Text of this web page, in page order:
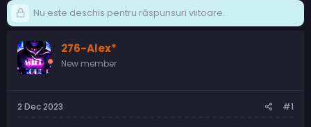
Nu este deschis pentru răspunsuri viitoare.
276-Alex*
New member
2 Dec 2023 #1